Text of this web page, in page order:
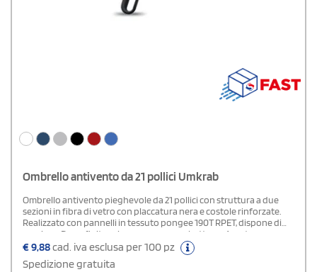
Ombrello antivento da 21 pollici Umkrab
Ombrello antivento pieghevole da 21 pollici con struttura a due
sezioni in fibra di vetro con placcatura nera e costole rinforzate.
Realizzato con pannelli in tessuto pongee 190T RPET, dispone di
manico a D con finitura in gomma e moschettone. Apertura e
chiusura automatica. Fornito con custodia coordinata.
€9,88cad. iva esclusa per 100 pz
Spedizione gratuita